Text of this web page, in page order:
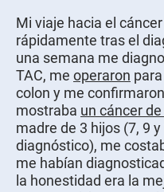
Mi viaje hacia el
rápidamente tras el
una semana me
TAC, me operaron
colon y me
mostraba un cáncer
madre de 3 hijos (7, 9
diagnóstico), me
me habían
la honestidad era la